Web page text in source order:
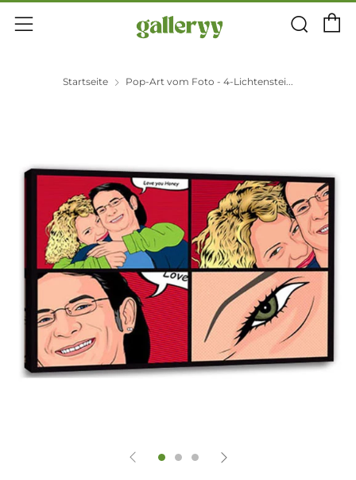
Menü
Startseite Pop-Art vom Foto - 4-Lichtenstei...